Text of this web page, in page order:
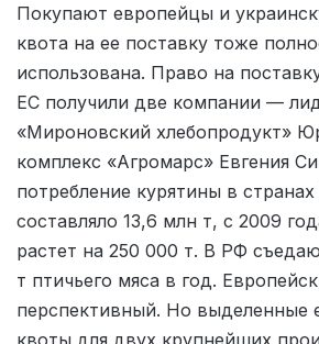
Покупают европейцы и
квота на ее поставку тоже
использована. Право на
ЕС получили две компании —
«Мироновский хлебопродукт»
комплекс «Агромарс» Евгения
потребление курятины в
составляло 13,6 млн т, с 2009
растет на 250 000 т. В РФ
т птичьего мяса в год.
перспективный. Но выделенные
квоты для двух крупнейших